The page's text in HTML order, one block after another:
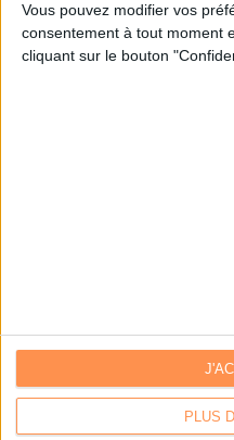
Vous pouvez modifier vos
consentement à tout moment
cliquant sur le bouton
PLUS
Je m'inscris
Communiquer avec Archimag|